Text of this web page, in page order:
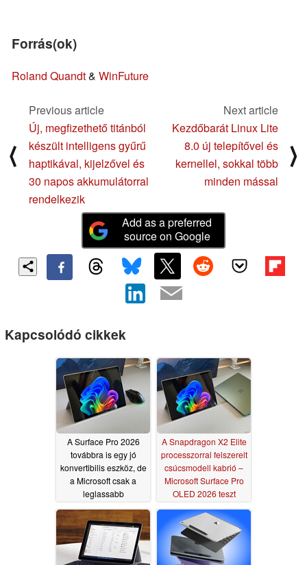
Forrás(ok)
Roland Quandt& WinFuture
⟨
Previous article
Új, megfizethető titánból
készült intelligens gyűrű
haptikával, kijelzővel és
30 napos akkumulátorral
rendelkezik
Next article
Kezdőbarát Linux Lite
8.0 új telepítővel és
kernellel, sokkal több
minden mással
⟩
Add as a preferred
source on Google
Kapcsolódó cikkek
A Surface Pro 2026
továbbra is egy jó
konvertibilis eszköz, de
a Microsoft csak a
leglassabb
processzort használja
benne
07/13/2026
A Snapdragon X2 Elite
processzorral felszerelt
csúcsmodell kabrió –
Microsoft Surface Pro
OLED 2026 teszt
07/08/2026